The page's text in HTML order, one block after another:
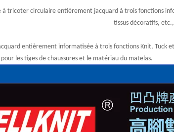
à tricoter circulaire entièrement jacquard à trois fonctions
tissus décoratifs,
entièrement informatisée à trois fonctions Knit, Tuck
les tiges de chaussures et le matériau du matelas.